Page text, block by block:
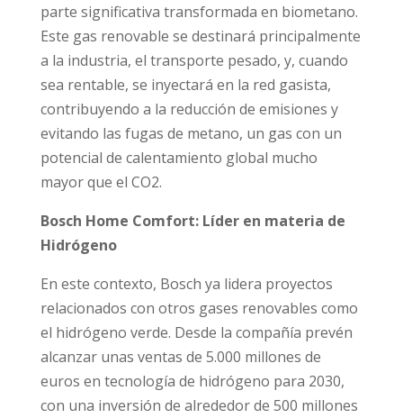
parte significativa transformada en biometano.
Este gas renovable se destinará principalmente
a la industria, el transporte pesado, y, cuando
sea rentable, se inyectará en la red gasista,
contribuyendo a la reducción de emisiones y
evitando las fugas de metano, un gas con un
potencial de calentamiento global mucho
mayor que el CO2.
Bosch Home Comfort: Líder en materia de
Hidrógeno
En este contexto, Bosch ya lidera proyectos
relacionados con otros gases renovables como
el hidrógeno verde. Desde la compañía prevén
alcanzar unas ventas de 5.000 millones de
euros en tecnología de hidrógeno para 2030,
con una inversión de alrededor de 500 millones